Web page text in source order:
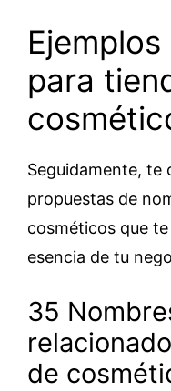
para
Seguidamente, te
propuestas de
cosméticos que
esencia de tu
35
de